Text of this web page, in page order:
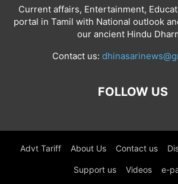
Current affairs, Entertainment,
portal in Tamil with National outlook
our ancient Hindu
Contact us:
FOLLOW US
Advt Tariff About Us Contact us
Support us Videos e-